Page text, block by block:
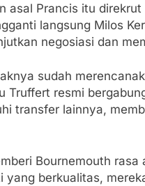
asal Prancis itu
langsung Milos
negosiasi dan
sudah
Truffert resmi
transfer lainnya,
Bournemouth
yang berkualitas,